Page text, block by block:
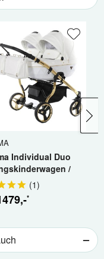
Individual Duo
/
(1)
,-*